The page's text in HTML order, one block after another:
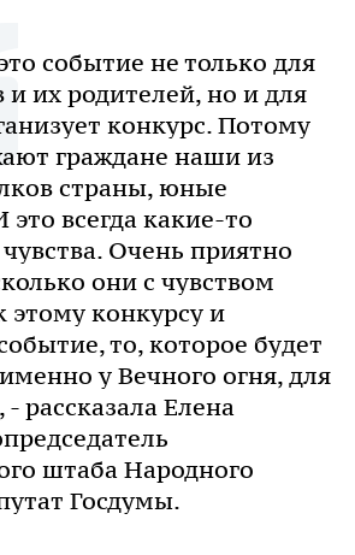
событие не только для
и их родителей, но и для
конкурс. Потому
граждане наши из
страны, юные
это всегда какие-то
Очень приятно
они с чувством
этому конкурсу и
то, которое будет
у Вечного огня, для
рассказала Елена
штаба Народного
Госдумы.